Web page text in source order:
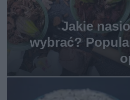
Jakie
wybrać?